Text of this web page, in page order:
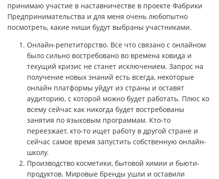
принимаю участие в наставничестве в проекте Фабрики
Предпринимательства и для меня очень любопытно
посмотреть, какие ниши будут выбраны участниками.
Онлайн-репетиторство. Все что связано с онлайном
было сильно востребовано во времена ковида и
текущий кризис не станет исключением. Запрос на
получение новых знаний есть всегда, некоторые
онлайн платформы уйдут из страны и оставят
аудиторию, с которой можно будет работать. Плюс ко
всему сейчас как никогда будет востребованы
занятия по языковым программам. Кто-то
переезжает, кто-то ищет работу в другой стране и
сейчас самое время запустить собственную онлайн-
школу.
Производство косметики, бытовой химии и бьюти-
продуктов. Мировые бренды ушли и оставили